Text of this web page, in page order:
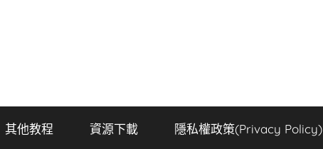
其他教程 資源下載 隱私權政策(Privacy Policy)